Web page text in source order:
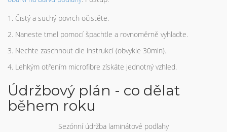
Čistý a suchý povrch očistěte.
Naneste tmel pomocí špachtle a rovnoměrně vyhlaďte.
Nechte zaschnout dle instrukcí (obvykle 30min).
Lehkým otřením microfibre získáte jednotný vzhled.
Údržbový plán - co dělat
během roku
Sezónní údržba laminátové podlahy